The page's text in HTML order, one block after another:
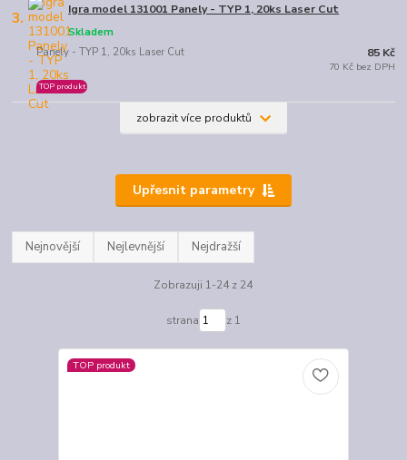
3. Igra model 131001 Panely - TYP 1, 20ks Laser Cut
Panely - TYP 1, 20ks Laser Cut
Skladem
TOP produkt
85 Kč
70 Kč bez DPH
zobrazit více produktů
Upřesnit parametry
Nejnovější Nejlevnější Nejdražší
Zobrazuji 1-24 z 24
strana z 1
TOP produkt